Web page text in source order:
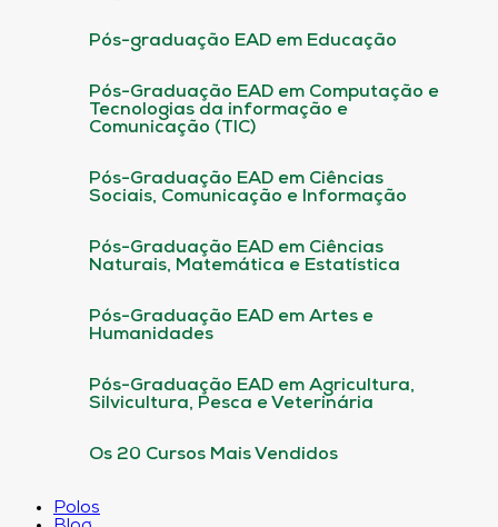
Pós-graduação EAD em Educação
Pós-Graduação EAD em Computação e
Tecnologias da informação e
Comunicação (TIC)
Pós-Graduação EAD em Ciências
Sociais, Comunicação e Informação
Pós-Graduação EAD em Ciências
Naturais, Matemática e Estatística
Pós-Graduação EAD em Artes e
Humanidades
Pós-Graduação EAD em Agricultura,
Silvicultura, Pesca e Veterinária
Os 20 Cursos Mais Vendidos
Polos